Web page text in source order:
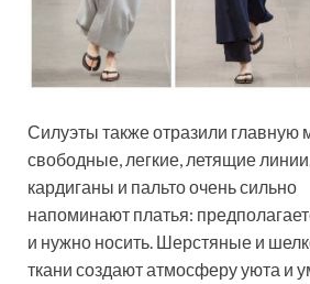
Силуэты также отразили главную
свободные, легкие, летящие
кардиганы и пальто очень сильно
напоминают платья:
и нужно носить. Шерстяные и
ткани создают атмосферу уюта и